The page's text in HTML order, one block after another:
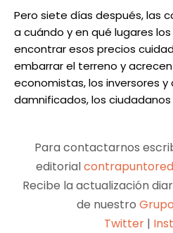
Pero siete días después, las
a cuándo y en qué lugares
encontrar esos precios
embarrar el terreno y
economistas, los inversores y
damnificados, los ciudadanos
Para contactarnos
editorial
Recibe la actualización
de nuestro
Twitter |